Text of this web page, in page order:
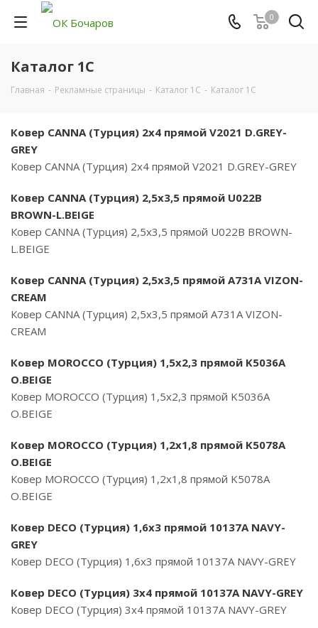
0
Каталог 1С
Главная - Рекламные страницы - Каталог 1С - Каталог 1С
Ковер CANNA (Турция) 2х4 прямой V2021 D.GREY-
GREY
Ковер CANNA (Турция) 2х4 прямой V2021 D.GREY-GREY
Ковер CANNA (Турция) 2,5х3,5 прямой U022B
BROWN-L.BEIGE
Ковер CANNA (Турция) 2,5х3,5 прямой U022B BROWN-
L.BEIGE
Ковер CANNA (Турция) 2,5х3,5 прямой A731A VIZON-
CREAM
Ковер CANNA (Турция) 2,5х3,5 прямой A731A VIZON-
CREAM
Ковер MOROCCO (Турция) 1,5х2,3 прямой K5036A
O.BEIGE
Ковер MOROCCO (Турция) 1,5х2,3 прямой K5036A
O.BEIGE
Ковер MOROCCO (Турция) 1,2х1,8 прямой K5078A
O.BEIGE
Ковер MOROCCO (Турция) 1,2х1,8 прямой K5078A
O.BEIGE
Ковер DECO (Турция) 1,6х3 прямой 10137A NAVY-
GREY
Ковер DECO (Турция) 1,6х3 прямой 10137A NAVY-GREY
Ковер DECO (Турция) 3х4 прямой 10137A NAVY-GREY
Ковер DECO (Турция) 3х4 прямой 10137A NAVY-GREY